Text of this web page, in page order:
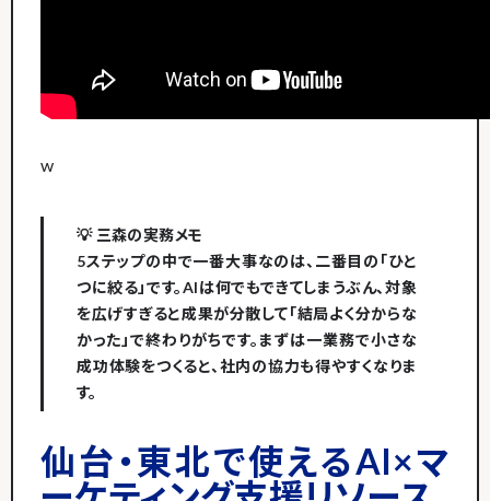
w
💡 三森の実務メモ
5ステップの中で一番大事なのは、二番目の「ひと
つに絞る」です。AIは何でもできてしまうぶん、対象
を広げすぎると成果が分散して「結局よく分からな
かった」で終わりがちです。まずは一業務で小さな
成功体験をつくると、社内の協力も得やすくなりま
す。
仙台・東北で使えるAI×マ